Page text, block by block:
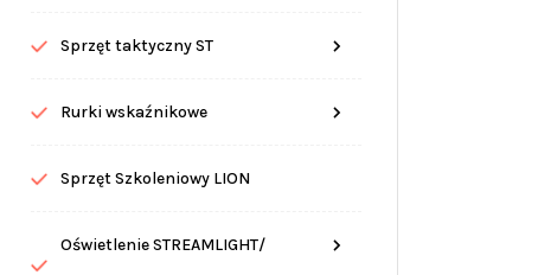
Sprzęt taktyczny ST
Rurki wskaźnikowe
Sprzęt Szkoleniowy LION
Oświetlenie STREAMLIGHT/